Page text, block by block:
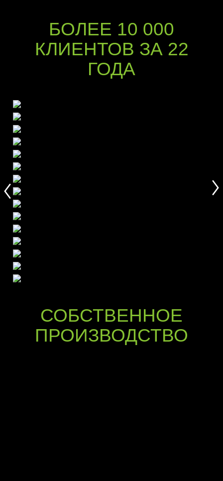
БОЛЕЕ 10 000
КЛИЕНТОВ ЗА 22
ГОДА
СОБСТВЕННОЕ
ПРОИЗВОДСТВО